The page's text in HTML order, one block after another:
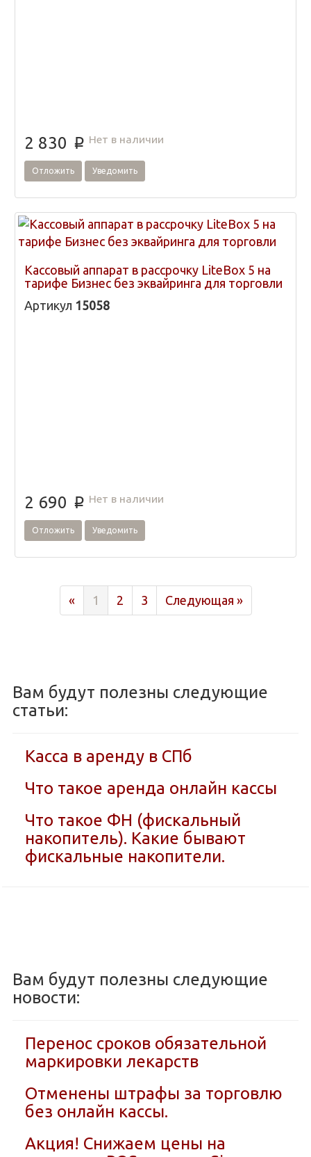
2 830 p Нет в наличии
Отложить Уведомить
Кассовый аппарат в рассрочку LiteBox 5 на
тарифе Бизнес без эквайринга для торговли
Артикул 15058
2 690 p Нет в наличии
Отложить Уведомить
«Previous
1 2 3 Следующая »Next
Вам будут полезны следующие
статьи:
Касса в аренду в СПб
Что такое аренда онлайн кассы
Что такое ФН (фискальный
накопитель). Какие бывают
фискальные накопители.
Вам будут полезны следующие
новости:
Перенос сроков обязательной
маркировки лекарств
Отменены штрафы за торговлю
без онлайн кассы.
Акция! Снижаем цены на